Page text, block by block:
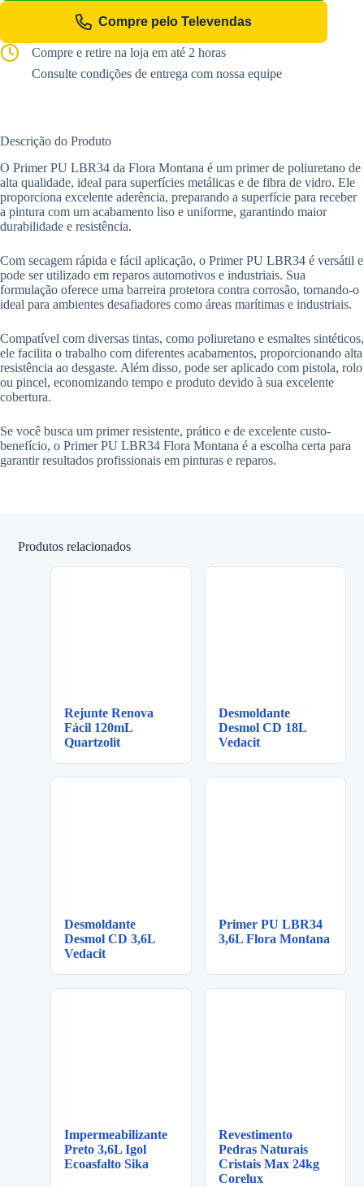
Compre pelo Televendas
Compre e retire na loja em até 2 horas
Consulte condições de entrega com nossa equipe
Descrição do Produto
O Primer PU LBR34 da Flora Montana é um primer de poliuretano de
alta qualidade, ideal para superfícies metálicas e de fibra de vidro. Ele
proporciona excelente aderência, preparando a superfície para receber
a pintura com um acabamento liso e uniforme, garantindo maior
durabilidade e resistência.
Com secagem rápida e fácil aplicação, o Primer PU LBR34 é versátil e
pode ser utilizado em reparos automotivos e industriais. Sua
formulação oferece uma barreira protetora contra corrosão, tornando-o
ideal para ambientes desafiadores como áreas marítimas e industriais.
Compatível com diversas tintas, como poliuretano e esmaltes sintéticos,
ele facilita o trabalho com diferentes acabamentos, proporcionando alta
resistência ao desgaste. Além disso, pode ser aplicado com pistola, rolo
ou pincel, economizando tempo e produto devido à sua excelente
cobertura.
Se você busca um primer resistente, prático e de excelente custo-
benefício, o Primer PU LBR34 Flora Montana é a escolha certa para
garantir resultados profissionais em pinturas e reparos.
Produtos relacionados
Rejunte Renova
Fácil 120mL
Quartzolit
Desmoldante
Desmol CD 18L
Vedacit
Desmoldante
Desmol CD 3,6L
Vedacit
Primer PU LBR34
3,6L Flora Montana
Impermeabilizante
Preto 3,6L Igol
Ecoasfalto Sika
Revestimento
Pedras Naturais
Cristais Max 24kg
Corelux